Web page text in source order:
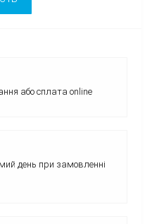
або сплата online
день при замовленні